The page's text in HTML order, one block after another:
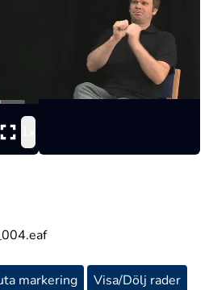
markering
Visa/Dölj rader